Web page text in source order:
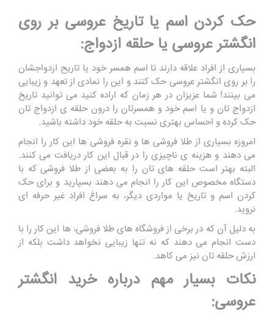
حک کردن اسم یا تاریخ عروسی بر روی
انگشتر عروسی یا حلقه ازدواج:
بسیاری از افراد علاقه دارند تا اسم همسر خود یا تاریح ازدواجشان
را بر روی انگشتر عروسی حک کنند و این را نمادی از تعهد و زیبایی
می بینند! شما عزیزان در هر زمان که اراده کنید می توانید تاریخ
ازدواج تان و یا اسم خود و همسرتان را درون حلقه ی ازدواج تان
حک کرده و احساس بهتری نسبت به حلقه خود داشته باشید.
امروزه بسیاری از طلا فروشی ها و نقره فروشی ها این کار را انجام
می دهند و هزینه ی ناچیزی را در قبال این کار دریافت می کنند.
البته بهتر است حلقه های تان را به بعضی از طلا فروشی که با
دستگاه مخصوص این کار را انجام می دهند بسپارید و برای حک
کردن اسم و تاریخ یا مواردی دیگر، به سراغ افراد غیر حرفه ای
نروید.
به دلیل آن که در برخی از فروشگاه های طلا فروشی، ها این کار را با
دست انجام می دهند که نه تنها زیبایی نخواهد داشت بلکه از
ارزش حلقه تان نیز می کاهد.
نکات بسیار مهم درباره خرید انگشتر
عروسی: